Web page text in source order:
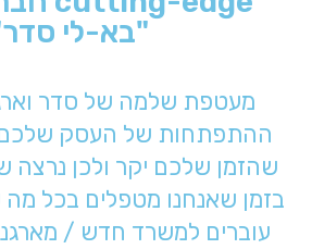
"בא-לי
מעטפת שלמה של סדר
ההתפתחות של העסק שלכם.
שהזמן שלכם יקר ולכן נרצה
בזמן שאנחנו מטפלים בכל
עוברים למשרד חדש /